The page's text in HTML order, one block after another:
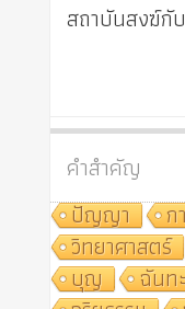
สถาบันสงฆ์กั
คำสำคัญ
ปัญญา
ก
วิทยาศาสตร์
บุญ
ฉันท